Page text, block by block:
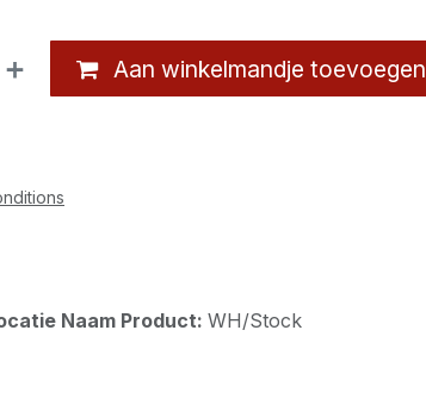
Aan winkelmandje toevoegen
Naam Product: WH/Stock